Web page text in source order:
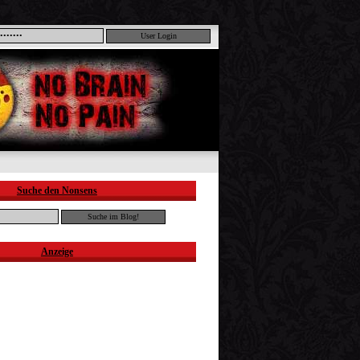
Suche den Nonsens
Anzeige